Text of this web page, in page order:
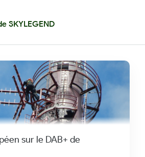
SKYLEGEND
sur le DAB+ de